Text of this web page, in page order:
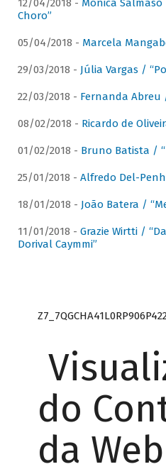
12/04/2018 - Mônica
Choro”
05/04/2018 - Marcela
29/03/2018 - Júlia Vargas /
22/03/2018 - Fernanda Abreu
08/02/2018 - Ricardo de
01/02/2018 - Bruno Batista /
25/01/2018 - Alfredo Del-
18/01/2018 - João Batera /
11/01/2018 - Grazie Wirtti /
Dorival Caymmi”
do
da Web